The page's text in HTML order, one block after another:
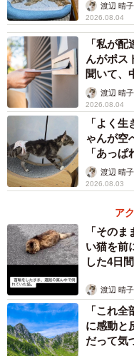
「保護から１週間が経
パウチを残すようにな
かな？と思っていたの
のベッドを買ったり、
をすかせようと試行錯
以降もしばらく続いた
と不安になり、病院に
ーーお医者さまの診断を
「まだこんなに小さい
どれだけ過酷な状況で
胸が締め付けられまし
な！！！と誓いました」
渡辺 晴子
2026.08.04
「私が
んがポス
聞いて
ですね」
渡辺 晴子
2026.08.04
「よく
ゃんが
「あっ
渡辺 晴子
2026.08.03
ア
「その
い猫を前
した4日
渡辺 晴子
「これ
に感動と
だって気